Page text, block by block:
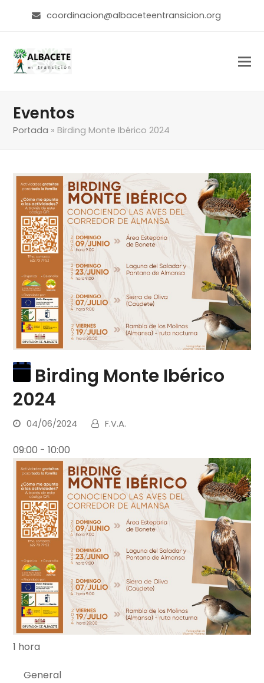
coordinacion@albaceteentransicion.org
Eventos
Portada »Birding Monte Ibérico 2024
Birding Monte Ibérico
2024
04/06/2024 F.V.A.
09:00 -10:00
1 hora
General